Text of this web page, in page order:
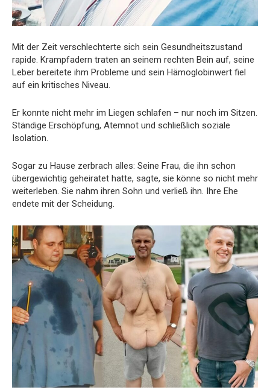
Mit der Zeit verschlechterte sich sein Gesundheitszustand
rapide. Krampfadern traten an seinem rechten Bein auf, seine
Leber bereitete ihm Probleme und sein Hämoglobinwert fiel
auf ein kritisches Niveau.
Er konnte nicht mehr im Liegen schlafen – nur noch im Sitzen.
Ständige Erschöpfung, Atemnot und schließlich soziale
Isolation.
Sogar zu Hause zerbrach alles: Seine Frau, die ihn schon
übergewichtig geheiratet hatte, sagte, sie könne so nicht mehr
weiterleben. Sie nahm ihren Sohn und verließ ihn. Ihre Ehe
endete mit der Scheidung.